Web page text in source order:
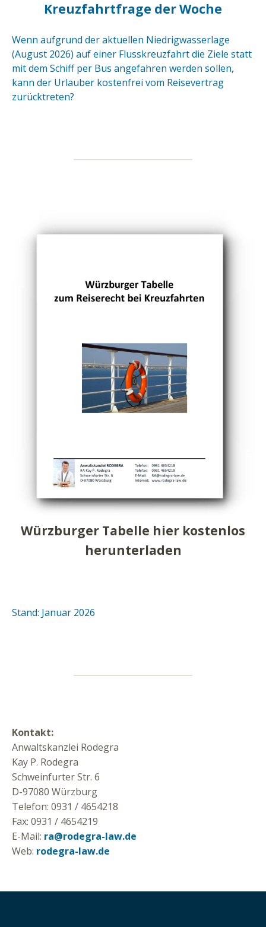
Kreuzfahrtfrage der Woche
Wenn aufgrund der aktuellen Niedrigwasserlage
(August 2026) auf einer Flusskreuzfahrt die Ziele statt
mit dem Schiff per Bus angefahren werden sollen,
kann der Urlauber kostenfrei vom Reisevertrag
zurücktreten?
Würzburger Tabelle hier kostenlos
herunterladen
Stand: Januar 2026
Kontakt:
Anwaltskanzlei Rodegra
Kay P. Rodegra
Schweinfurter Str. 6
D-97080 Würzburg
Telefon: 0931 / 4654218
Fax: 0931 / 4654219
E-Mail: ra@rodegra-law.de
Web: rodegra-law.de